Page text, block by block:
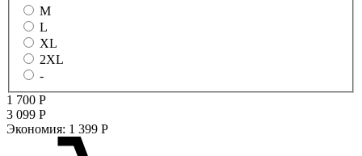
M
L
XL
2XL
-
1 700 Р
3 099 Р
Экономия: 1 399 Р